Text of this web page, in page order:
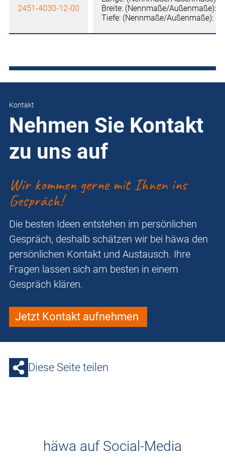
2451-4030-12-00
Breite: (Nennmaße/Außenmaße):
Tiefe: (Nennmaße/Außenmaße):
Kontakt
Nehmen Sie Kontakt
zu uns auf
Wir kommen gerne mit Ihnen ins
Gespräch!
Die besten Ideen entstehen im persönlichen
Gespräch, deshalb schätzen wir bei häwa den
persönlichen Kontakt und Austausch. Ihre
Fragen lassen sich am besten in einem
Gespräch klären.
Jetzt Kontakt aufnehmen
Diese Seite teilen
häwa auf Social-Media